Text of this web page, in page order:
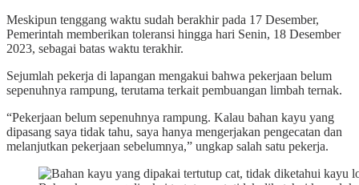
Meskipun tenggang waktu sudah berakhir pada 17 Desember,
Pemerintah memberikan toleransi hingga hari Senin, 18 Desember
2023, sebagai batas waktu terakhir.
Sejumlah pekerja di lapangan mengakui bahwa pekerjaan belum
sepenuhnya rampung, terutama terkait pembuangan limbah ternak.
“Pekerjaan belum sepenuhnya rampung. Kalau bahan kayu yang
dipasang saya tidak tahu, saya hanya mengerjakan pengecatan dan
melanjutkan pekerjaan sebelumnya,” ungkap salah satu pekerja.